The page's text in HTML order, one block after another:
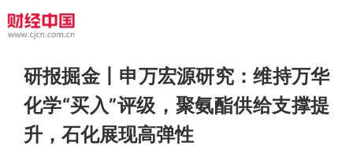
研报掘金丨申万宏源研究：维持万华
化学“买入”评级，聚氨酯供给支撑提
升，石化展现高弹性